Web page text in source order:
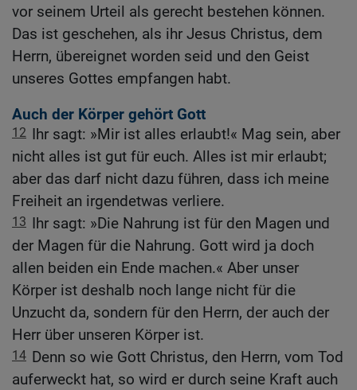
vor seinem Urteil als gerecht bestehen können.
Das ist geschehen, als ihr Jesus Christus, dem
Herrn, übereignet worden seid und den Geist
unseres Gottes empfangen habt.
Auch der Körper gehört Gott
12 Ihr sagt: »Mir ist alles erlaubt!« Mag sein, aber
nicht alles ist gut für euch. Alles ist mir erlaubt;
aber das darf nicht dazu führen, dass ich meine
Freiheit an irgendetwas verliere.
13 Ihr sagt: »Die Nahrung ist für den Magen und
der Magen für die Nahrung. Gott wird ja doch
allen beiden ein Ende machen.« Aber unser
Körper ist deshalb noch lange nicht für die
Unzucht da, sondern für den Herrn, der auch der
Herr über unseren Körper ist.
14 Denn so wie Gott Christus, den Herrn, vom Tod
auferweckt hat, so wird er durch seine Kraft auch